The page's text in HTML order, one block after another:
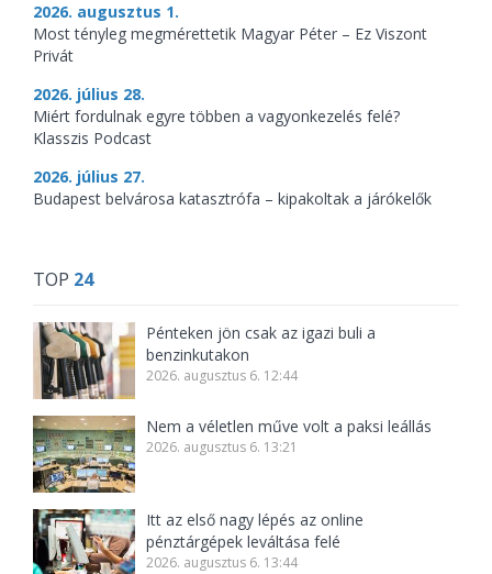
2026. augusztus 1.
Most tényleg megmérettetik Magyar Péter – Ez Viszont
Privát
2026. július 28.
Miért fordulnak egyre többen a vagyonkezelés felé?
Klasszis Podcast
2026. július 27.
Budapest belvárosa katasztrófa – kipakoltak a járókelők
TOP 24
Pénteken jön csak az igazi buli a
benzinkutakon
2026. augusztus 6. 12:44
Nem a véletlen műve volt a paksi leállás
2026. augusztus 6. 13:21
Itt az első nagy lépés az online
pénztárgépek leváltása felé
2026. augusztus 6. 13:44